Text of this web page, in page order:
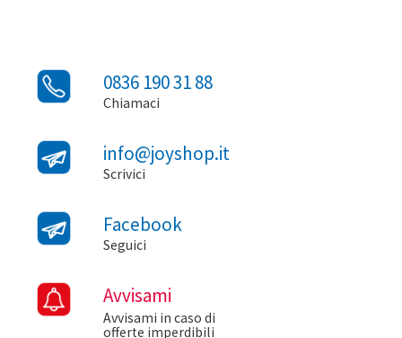
0836 190 31 88
Chiamaci
info@joyshop.it
Scrivici
Facebook
Seguici
Avvisami
Avvisami in caso di
offerte imperdibili